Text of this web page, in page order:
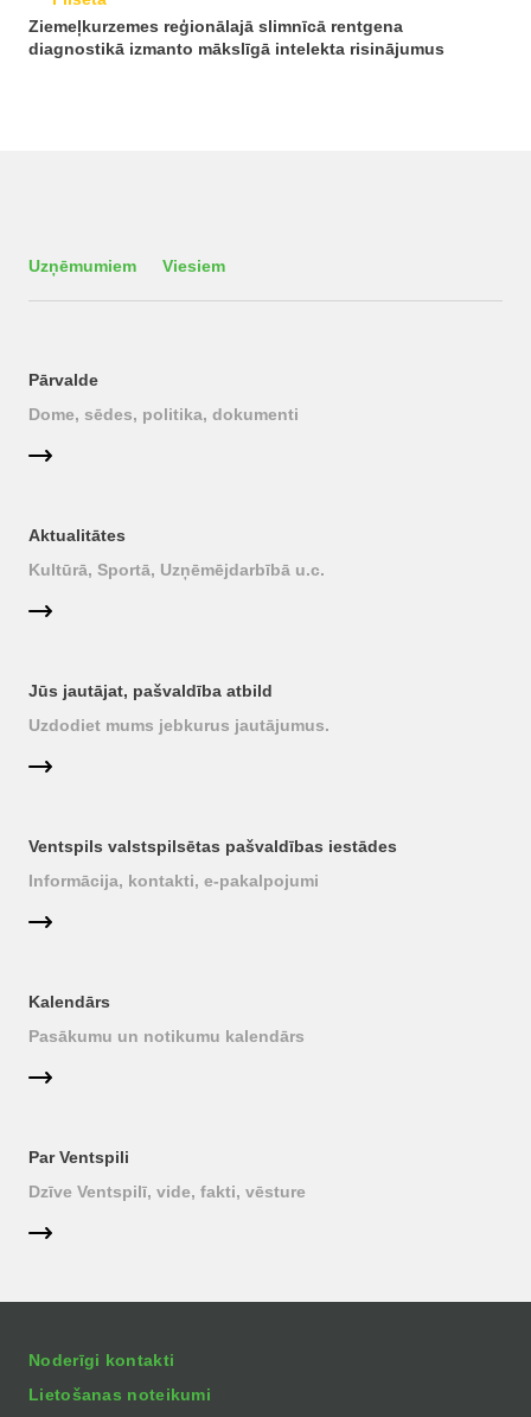
Ziemeļkurzemes reģionālajā slimnīcā rentgena
diagnostikā izmanto mākslīgā intelekta risinājumus
Uzņēmumiem Viesiem
Pārvalde
Dome, sēdes, politika, dokumenti
Aktualitātes
Kultūrā, Sportā, Uzņēmējdarbībā u.c.
Jūs jautājat, pašvaldība atbild
Uzdodiet mums jebkurus jautājumus.
Ventspils valstspilsētas pašvaldības iestādes
Informācija, kontakti, e-pakalpojumi
Kalendārs
Pasākumu un notikumu kalendārs
Par Ventspili
Dzīve Ventspilī, vide, fakti, vēsture
Noderīgi kontakti
Lietošanas noteikumi